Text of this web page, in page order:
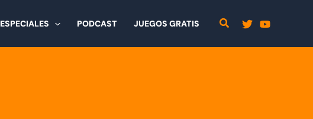
ESPECIALES PODCAST JUEGOS GRATIS